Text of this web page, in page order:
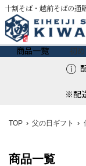
十割そば・越前そばの通
商品一覧 初
※配
TOP 父の日ギフト
商品一覧